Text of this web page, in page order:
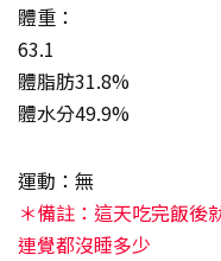
體重：
63.1
體脂肪31.8%
體水分49.9%
運動：無
＊備註：這天吃完飯後
連覺都沒睡多少